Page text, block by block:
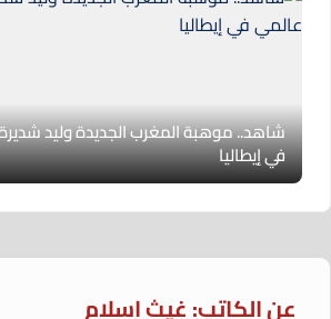
شاهد.. موهبة المغرب الجديدة وليد
في إيطاليا
عن الكاتب: غيث إسلام